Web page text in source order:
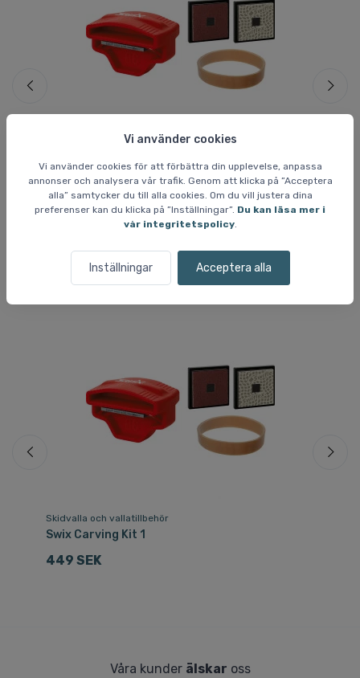
Vi använder cookies
Vi använder cookies för att förbättra din upplevelse, anpassa
annonser och analysera vår trafik. Genom att klicka på ”Acceptera
alla” samtycker du till alla cookies. Om du vill justera dina
preferenser kan du klicka på ”Inställningar”. Du kan läsa mer i
vår integritetspolicy.
Inställningar Acceptera alla
Swix Carving Kit 1
449 SEK
Andra köpte också
Skidvalla och vallatillbehör
Swix Carving Kit 1
449 SEK
Våra kunder älskar oss